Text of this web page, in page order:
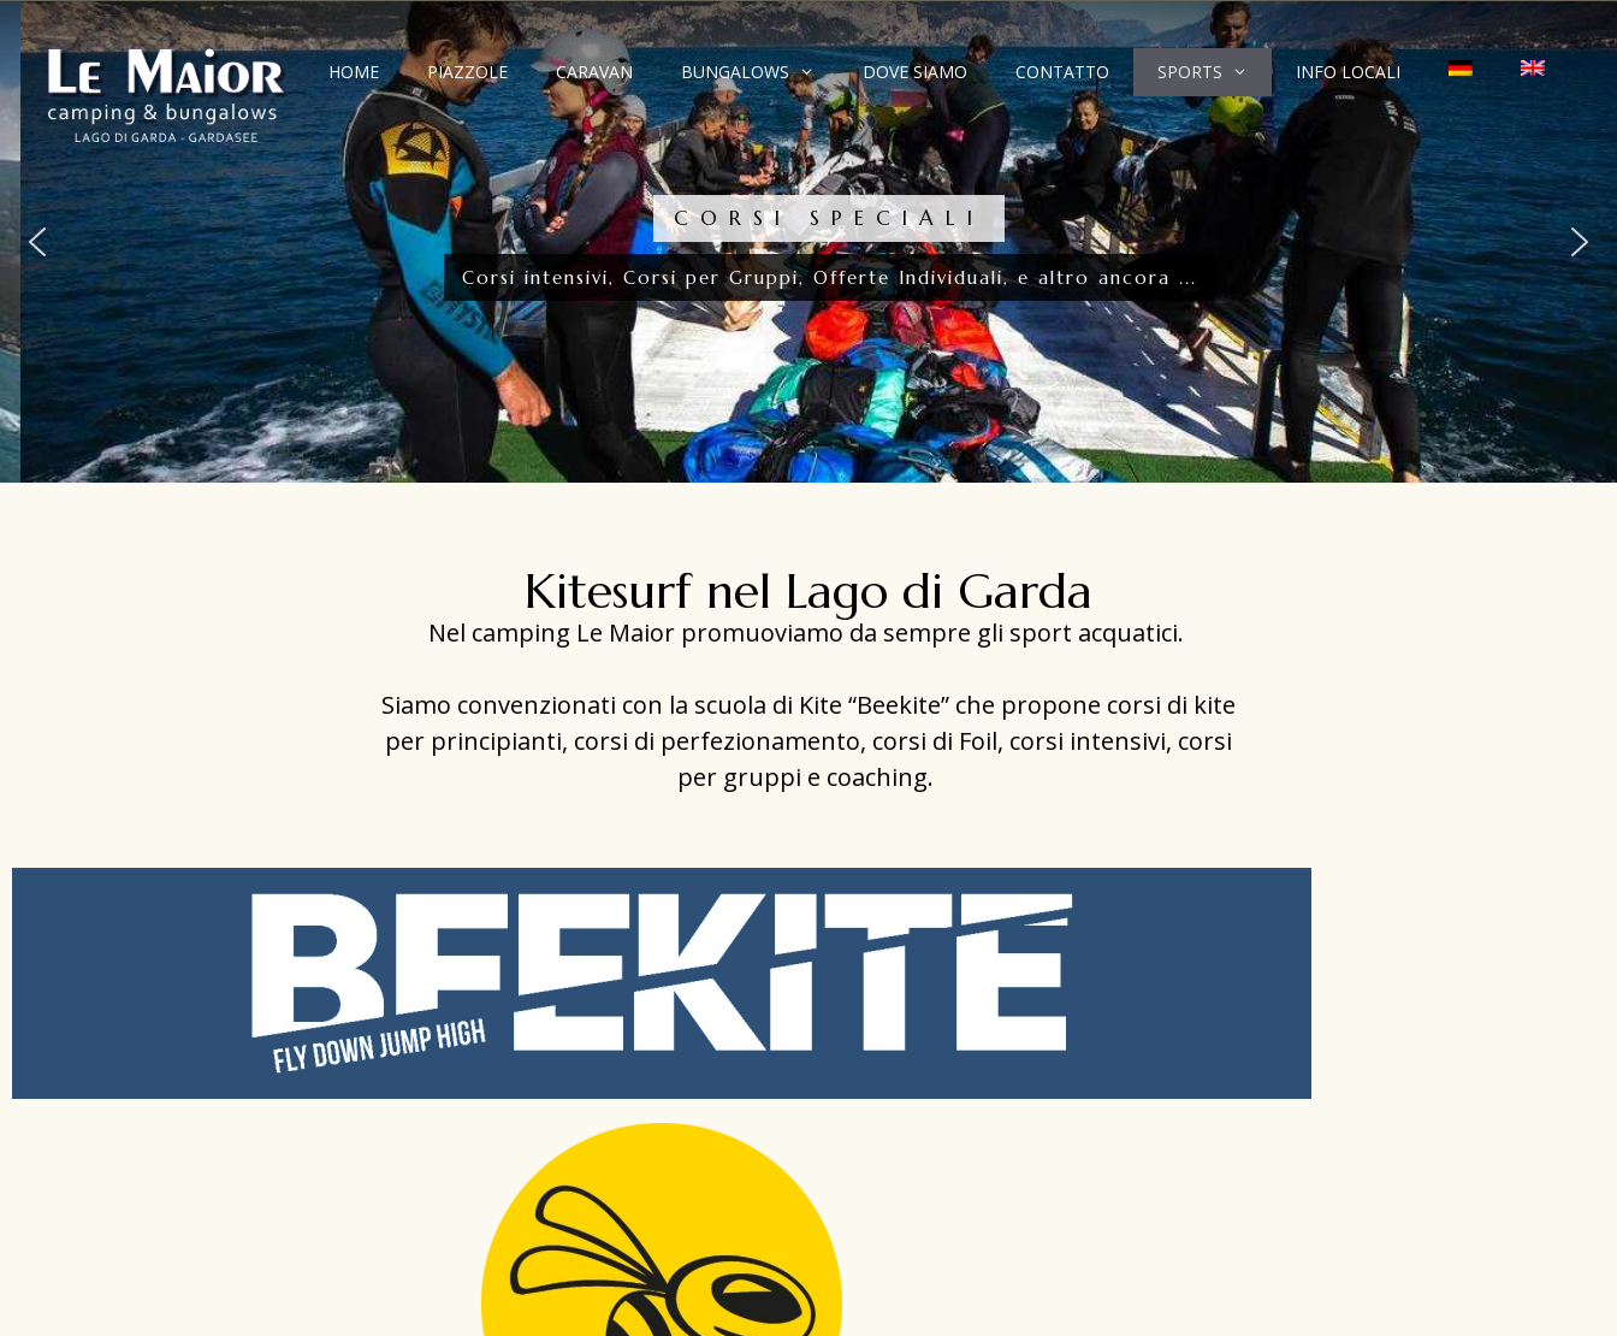
HOME PIAZZOLE CARAVAN BUNGALOWS DOVE SIAMO CONTATTO SPORTS INFO LOCALI
CORSI SPECIALI
Corsi intensivi, Corsi per Gruppi, Offerte Individuali, e altro ancora ...
Kitesurf nel Lago di Garda
Nel camping Le Maior promuoviamo da sempre gli sport acquatici.
Siamo convenzionati con la scuola di Kite “Beekite” che propone corsi di kite
per principianti, corsi di perfezionamento, corsi di Foil, corsi intensivi, corsi
per gruppi e coaching.